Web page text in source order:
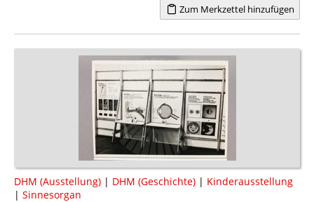
Zum Merkzettel hinzufügen
DHM (Ausstellung) | DHM (Geschichte) | Kinderausstellung
| Sinnesorgan